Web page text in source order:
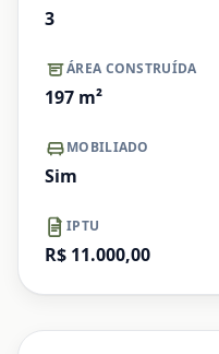
3
ÁREA CONSTRUÍDA
197 m²
MOBILIADO
Sim
IPTU
R$ 11.000,00